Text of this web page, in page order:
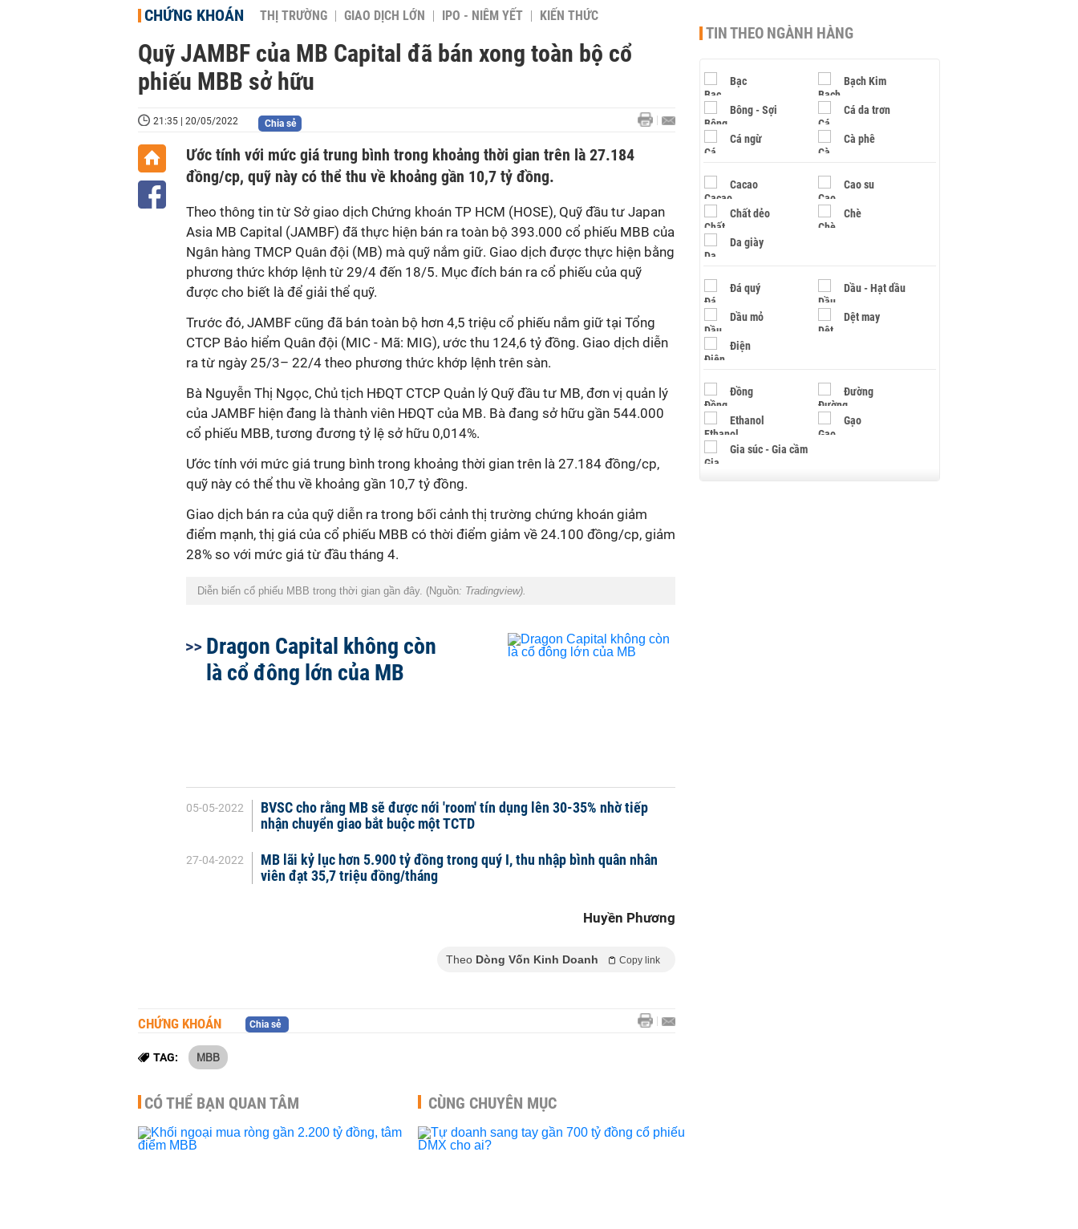
CHỨNG KHOÁN THỊ TRƯỜNG GIAO DỊCH LỚN IPO - NIÊM YẾT KIẾN THỨC
Quỹ JAMBF của MB Capital đã bán xong toàn bộ cổ
phiếu MBB sở hữu
21:35 | 20/05/2022 Chia sẻ
Ước tính với mức giá trung bình trong khoảng thời gian trên là 27.184
đồng/cp, quỹ này có thể thu về khoảng gần 10,7 tỷ đồng.
Theo thông tin từ Sở giao dịch Chứng khoán TP HCM (HOSE), Quỹ đầu tư Japan
Asia MB Capital (JAMBF) đã thực hiện bán ra toàn bộ 393.000 cổ phiếu MBB của
Ngân hàng TMCP Quân đội (MB) mà quỹ nắm giữ. Giao dịch được thực hiện bằng
phương thức khớp lệnh từ 29/4 đến 18/5. Mục đích bán ra cổ phiếu của quỹ
được cho biết là để giải thể quỹ.
Trước đó, JAMBF cũng đã bán toàn bộ hơn 4,5 triệu cổ phiếu nắm giữ tại Tổng
CTCP Bảo hiểm Quân đội (MIC - Mã: MIG), ước thu 124,6 tỷ đồng. Giao dịch diễn
ra từ ngày 25/3– 22/4 theo phương thức khớp lệnh trên sàn.
Bà Nguyễn Thị Ngọc, Chủ tịch HĐQT CTCP Quản lý Quỹ đầu tư MB, đơn vị quản lý
của JAMBF hiện đang là thành viên HĐQT của MB. Bà đang sở hữu gần 544.000
cổ phiếu MBB, tương đương tỷ lệ sở hữu 0,014%.
Ước tính với mức giá trung bình trong khoảng thời gian trên là 27.184 đồng/cp,
quỹ này có thể thu về khoảng gần 10,7 tỷ đồng.
Giao dịch bán ra của quỹ diễn ra trong bối cảnh thị trường chứng khoán giảm
điểm mạnh, thị giá của cổ phiếu MBB có thời điểm giảm về 24.100 đồng/cp, giảm
28% so với mức giá từ đầu tháng 4.
Diễn biến cổ phiếu MBB trong thời gian gần đây. (Nguồn: Tradingview).
Dragon Capital không còn
là cổ đông lớn của MB
05-05-2022
BVSC cho rằng MB sẽ được nới 'room' tín dụng lên 30-35% nhờ tiếp
nhận chuyển giao bắt buộc một TCTD
27-04-2022
MB lãi kỷ lục hơn 5.900 tỷ đồng trong quý I, thu nhập bình quân nhân
viên đạt 35,7 triệu đồng/tháng
Huyền Phương
Theo Dòng Vốn Kinh Doanh Copy link
CHỨNG KHOÁN Chia sẻ
TAG: MBB
CÓ THỂ BẠN QUAN TÂM CÙNG CHUYÊN MỤC
TIN THEO NGÀNH HÀNG
Bạc Bạch Kim
Bông - Sợi Cá da trơn
Cá ngừ Cà phê
Cacao Cao su
Chất dẻo Chè
Da giày
Đá quý Dầu - Hạt dầu
Dầu mỏ Dệt may
Điện
Đồng Đường
Ethanol Gạo
Gia súc - Gia cầm